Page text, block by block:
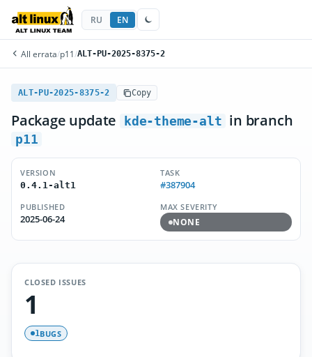
RU EN
All errata/p11 /ALT-PU-2025-8375-2
ALT-PU-2025-8375-2 Copy
Package update kde-theme-alt in branch
p11
VERSION
0.4.1-alt1
TASK
#387904
PUBLISHED
2025-06-24
MAX SEVERITY
NONE
CLOSED ISSUES
1
1BUGS